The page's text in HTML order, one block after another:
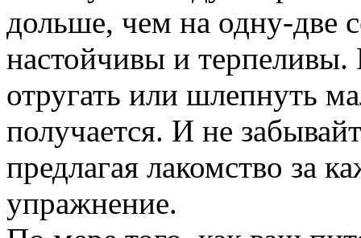
дольше, чем на одну-две
настойчивы и терпеливы.
отругать или шлепнуть
получается. И не
предлагая лакомство за
упражнение.